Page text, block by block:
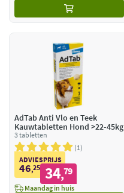
AdTab Anti Vlo en Teek
Kauwtabletten Hond >22-45kg
3 tabletten
1
ADVIESPRIJS
46,25 34,79
Maandag in huis